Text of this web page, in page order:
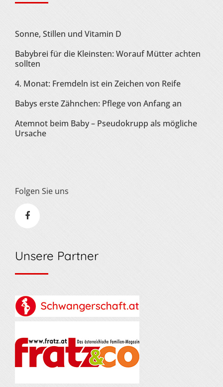
Sonne, Stillen und Vitamin D
Babybrei für die Kleinsten: Worauf Mütter achten
sollten
4. Monat: Fremdeln ist ein Zeichen von Reife
Babys erste Zähnchen: Pflege von Anfang an
Atemnot beim Baby – Pseudokrupp als mögliche
Ursache
Folgen Sie uns
Unsere Partner